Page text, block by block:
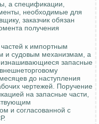
а спецификации,
необходимые для
заказчик обязан
получения
к импортным
и судовым механизмам, а
изнашивающиеся запасные
до наступления
чертежей. Поручение
на запасные части,
и согласованной с